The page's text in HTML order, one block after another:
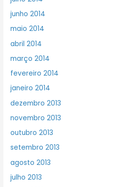
junho 2014
maio 2014
abril 2014
março 2014
fevereiro 2014
janeiro 2014
dezembro 2013
novembro 2013
outubro 2013
setembro 2013
agosto 2013
julho 2013